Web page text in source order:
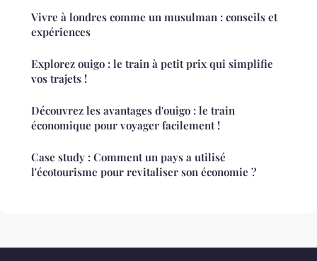
Vivre à londres comme un musulman : conseils et
expériences
Explorez ouigo : le train à petit prix qui simplifie
vos trajets !
Découvrez les avantages d'ouigo : le train
économique pour voyager facilement !
Case study : Comment un pays a utilisé
l'écotourisme pour revitaliser son économie ?